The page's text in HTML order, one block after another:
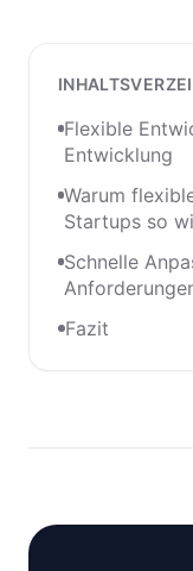
Flexible
Entwicklung
Warum
Startups so
Schnelle
Fazit